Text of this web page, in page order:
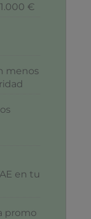
€
menos
en tu
promo